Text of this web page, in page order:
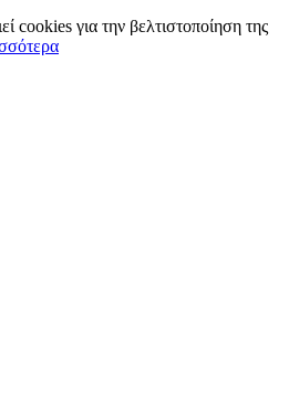
cookies για την βελτιστοποίηση της